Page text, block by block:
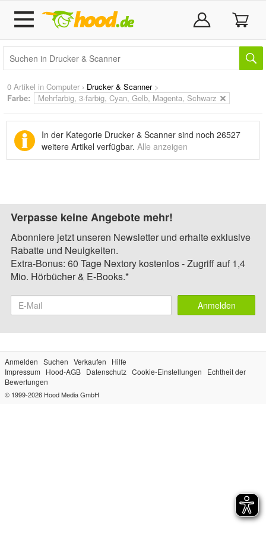
0 Artikel in Computer › Drucker & Scanner>
Farbe:
Mehrfarbig, 3-farbig, Cyan, Gelb, Magenta, Schwarz
In der Kategorie Drucker & Scanner sind noch 26527
weitere Artikel verfügbar. Alle anzeigen
Verpasse keine Angebote mehr!
Abonniere jetzt unseren Newsletter und erhalte exklusive
Rabatte und Neuigkeiten.
Extra-Bonus: 60 Tage Nextory kostenlos - Zugriff auf 1,4
Mio. Hörbücher & E-Books.*
Anmelden
Anmelden Suchen Verkaufen
Hilfe
Impressum
Hood-AGB Datenschutz Cookie-Einstellungen
Echtheit der
Bewertungen
© 1999-2026 Hood Media GmbH